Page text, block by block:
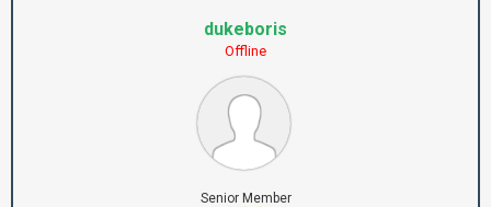
dukeboris
Offline
Senior Member